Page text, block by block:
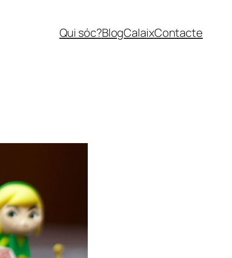
Qui sóc?BlogCalaixContacte